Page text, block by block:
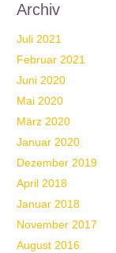
Archiv
Juli 2021
Februar 2021
Juni 2020
Mai 2020
März 2020
Januar 2020
Dezember 2019
April 2018
Januar 2018
November 2017
August 2016